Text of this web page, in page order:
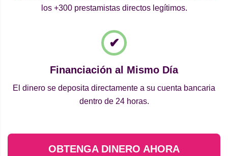
los +300 prestamistas directos legítimos.
Financiación al Mismo Día
El dinero se deposita directamente a su cuenta bancaria
dentro de 24 horas.
OBTENGA DINERO AHORA